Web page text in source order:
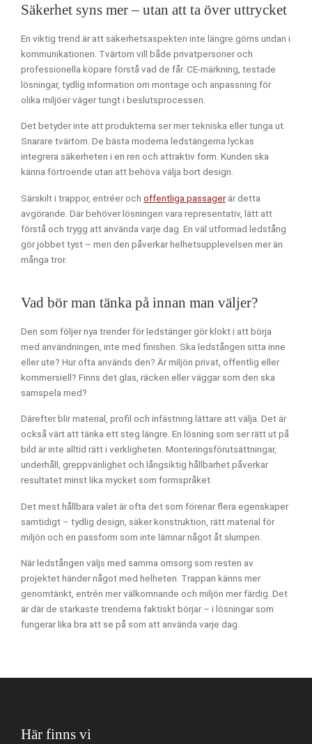
Säkerhet syns mer – utan att ta över uttrycket
En viktig trend är att säkerhetsaspekten inte längre göms undan i
kommunikationen. Tvärtom vill både privatpersoner och
professionella köpare förstå vad de får. CE-märkning, testade
lösningar, tydlig information om montage och anpassning för
olika miljöer väger tungt i beslutsprocessen.
Det betyder inte att produkterna ser mer tekniska eller tunga ut.
Snarare tvärtom. De bästa moderna ledstängerna lyckas
integrera säkerheten i en ren och attraktiv form. Kunden ska
känna förtroende utan att behöva välja bort design.
Särskilt i trappor, entréer och offentliga passagerär detta
avgörande. Där behöver lösningen vara representativ, lätt att
förstå och trygg att använda varje dag. En väl utformad ledstång
gör jobbet tyst – men den påverkar helhetsupplevelsen mer än
många tror.
Vad bör man tänka på innan man väljer?
Den som följer nya trender för ledstänger gör klokt i att börja
med användningen, inte med finishen. Ska ledstången sitta inne
eller ute? Hur ofta används den? Är miljön privat, offentlig eller
kommersiell? Finns det glas, räcken eller väggar som den ska
samspela med?
Därefter blir material, profil och infästning lättare att välja. Det är
också värt att tänka ett steg längre. En lösning som ser rätt ut på
bild är inte alltid rätt i verkligheten. Monteringsförutsättningar,
underhåll, greppvänlighet och långsiktig hållbarhet påverkar
resultatet minst lika mycket som formspråket.
Det mest hållbara valet är ofta det som förenar flera egenskaper
samtidigt – tydlig design, säker konstruktion, rätt material för
miljön och en passform som inte lämnar något åt slumpen.
När ledstången väljs med samma omsorg som resten av
projektet händer något med helheten. Trappan känns mer
genomtänkt, entrén mer välkomnande och miljön mer färdig. Det
är där de starkaste trenderna faktiskt börjar – i lösningar som
fungerar lika bra att se på som att använda varje dag.
Här finns vi